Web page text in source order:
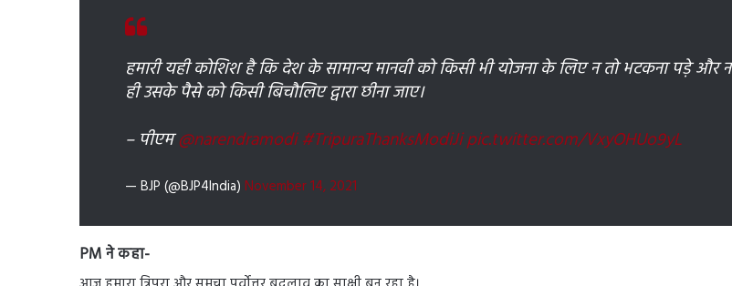
हमारी यही कोशिश है कि देश के सामान्य मानवी को किसी भी योजना के लिए न तो भटकना पड़े और न
ही उसके पैसे को किसी बिचौलिए द्वारा छीना जाए।
– पीएम@narendramodi #TripuraThanksModiJipic.twitter.com/VxyOHUo9yL
— BJP (@BJP4India) November 14, 2021
PM ने कहा-